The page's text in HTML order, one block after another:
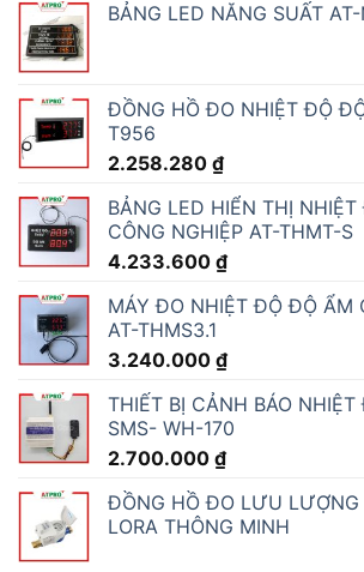
BẢNG LED NĂNG SUẤT
ĐỒNG HỒ ĐO NHIỆT ĐỘ
T956
2.258.280 ₫
BẢNG LED HIỂN THỊ
CÔNG NGHIỆP AT-THMT-S
4.233.600 ₫
MÁY ĐO NHIỆT ĐỘ ĐỘ ẨM
AT-THMS3.1
3.240.000 ₫
THIẾT BỊ CẢNH BÁO
SMS- WH-170
2.700.000 ₫
ĐỒNG HỒ ĐO LƯU
LORA THÔNG MINH